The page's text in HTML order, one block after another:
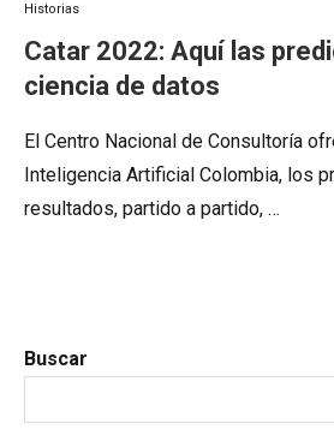
Historias
Catar 2022: Aquí las
ciencia de datos
El Centro Nacional de Consultoría
Inteligencia Artificial Colombia, los
resultados, partido a partido, …
Buscar